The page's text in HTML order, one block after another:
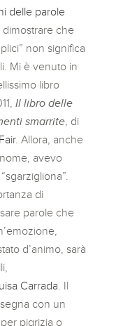
delle parole
dimostrare che
non significa
Mi è venuto in
libro
Il libro delle
smarrite , di
. Allora, anche
avevo
di
parole che
d’animo, sarà
Carrada . Il
con un
pigrizia o